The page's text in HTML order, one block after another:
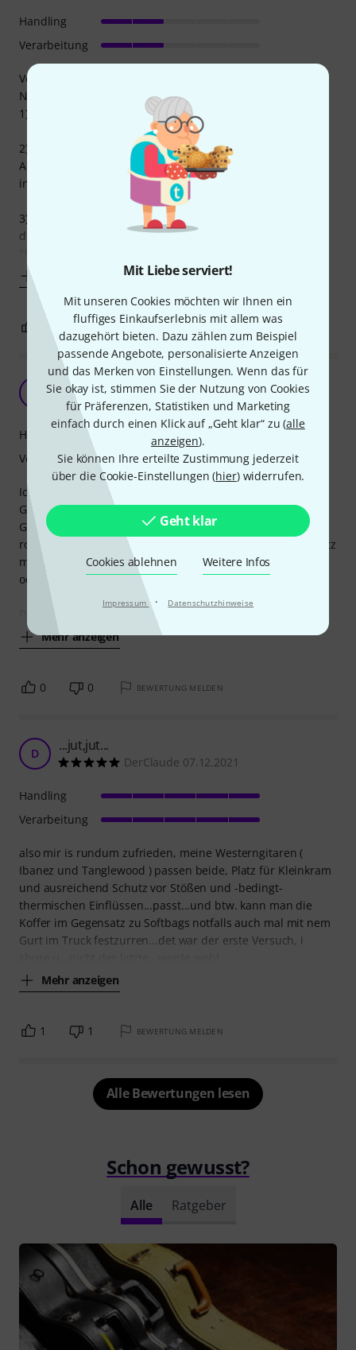
Mit Liebe serviert!
Mit unseren Cookies möchten wir Ihnen ein
fluffiges Einkaufserlebnis mit allem was
dazugehört bieten. Dazu zählen zum Beispiel
passende Angebote, personalisierte Anzeigen
und das Merken von Einstellungen. Wenn das für
Sie okay ist, stimmen Sie der Nutzung von Cookies
für Präferenzen, Statistiken und Marketing
einfach durch einen Klick auf „Geht klar“ zu (alle
anzeigen).
Sie können Ihre erteilte Zustimmung jederzeit
über die Cookie-Einstellungen (hier) widerrufen.
Geht klar
Cookies ablehnen Weitere Infos
Impressum · Datenschutzhinweise
Vorteil: der Koffer ist sehr leicht
Nachteile:
1) die Außenhaut ist sehr dünn und labil,
2) die innere Formschale scheint nicht richtig mit der
Außenhaut verbunden zu sein, weshalb der Koffer wirklich
instabil wirkt.
3) die obere und untere Aluminiumkanten liegen nicht
direkt übereinander, so dass das obere Schloss bei am
Handling
Verarbeitung
0 BEWERTUNG MELDEN
Super Gitarrenkoffer
klaus der Ostfriese 10.02.2024
Ich bin absolut begeistert von meinem Thomann Western
Guitar Case ABS! Die Qualität und das Design dieses
Gehäuses haben mich von Anfang an beeindruckt. Der
robuste ABS-Kunststoff sorgt für einen zuverlässigen Schutz
meiner Westerngitarre, egal ob ich sie zu Hause, im Auto
oder auf Reisen dabei habe.
Die Verarbeitung des Gehäuses ist erstklassig. Die
Mehr anzeigen
Handling
Verarbeitung
0 0 BEWERTUNG MELDEN
D ...jut,jut...
DerClaude 07.12.2021
also mir is rundum zufrieden, meine Westerngitaren (
Ibanez und Tanglewood ) passen beide, Platz für Kleinkram
und ausreichend Schutz vor Stößen und -bedingt-
thermischen Einflüssen...passt...und btw. kann man die
Koffer im Gegensatz zu Softbags notfalls auch mal mit nem
Gurt im Truck festzurren...det war der erste Versuch, i
Mehr anzeigen
Handling
Verarbeitung
1 1 BEWERTUNG MELDEN
Alle Bewertungen lesen
Schon gewusst?
Alle Ratgeber